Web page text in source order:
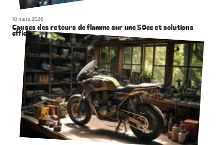
10 mars 2026
Causes des retours de flamme sur une 50cc et solutions
efficaces